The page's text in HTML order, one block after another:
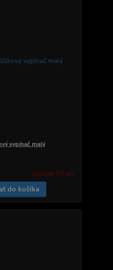
vypínač malý
Zvyčajne 2-7 dni.
do košíka